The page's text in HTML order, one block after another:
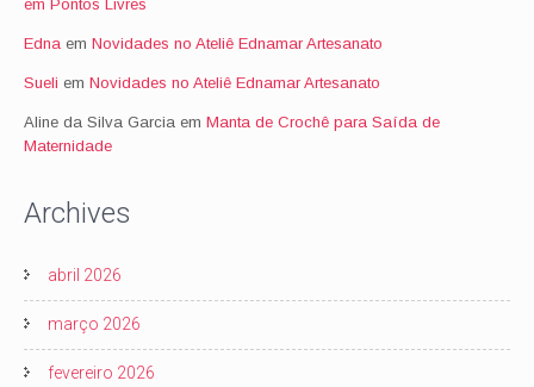
em Pontos Livres
Edna em Novidades no Ateliê Ednamar Artesanato
Sueli em Novidades no Ateliê Ednamar Artesanato
Aline da Silva Garcia em Manta de Crochê para Saída de
Maternidade
Archives
abril 2026
março 2026
fevereiro 2026